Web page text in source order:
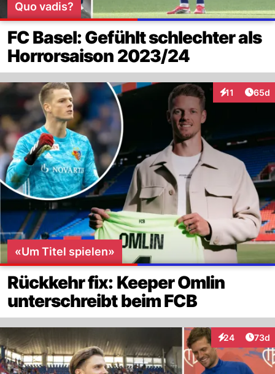
Quo vadis?
FC Basel: Gefühlt schlechter als
Horrorsaison 2023/24
11
Interaktionen
65d
«Um Titel spielen»
Rückkehr fix: Keeper Omlin
unterschreibt beim FCB
24
Interaktionen
73d